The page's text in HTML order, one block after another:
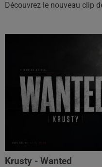
Découvrez le nouveau clip
Krusty - Wanted